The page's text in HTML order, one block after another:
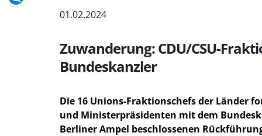
01.02.2024
Zuwanderung: CDU/CSU-
Bundeskanzler
Die 16 Unions-Fraktionschefs der Länder
und Ministerpräsidenten mit dem
Berliner Ampel beschlossenen